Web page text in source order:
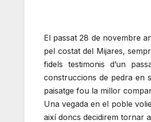
El passat 28 de novembre
pel costat del Mijares,
fidels testimonis d’un
construccions de pedra en
paisatge fou la millor
Una vegada en el poble
així doncs decidirem tornar